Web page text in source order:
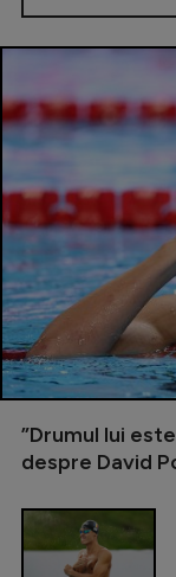
”Drumul lui
despre David